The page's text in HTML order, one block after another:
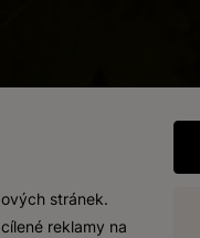
stránek.
reklamy na